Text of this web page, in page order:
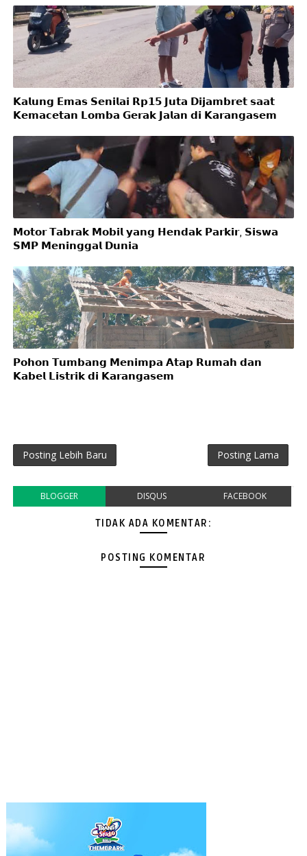
𝗞𝗮𝗹𝘂𝗻𝗴 𝗘𝗺𝗮𝘀 𝗦𝗲𝗻𝗶𝗹𝗮𝗶 𝗥𝗽𝟭𝟱 𝗝𝘂𝘁𝗮 𝗗𝗶𝗷𝗮𝗺𝗯𝗿𝗲𝘁 𝘀𝗮𝗮𝘁
𝗞𝗲𝗺𝗮𝗰𝗲𝘁𝗮𝗻 𝗟𝗼𝗺𝗯𝗮 𝗚𝗲𝗿𝗮𝗸 𝗝𝗮𝗹𝗮𝗻 𝗱𝗶 𝗞𝗮𝗿𝗮𝗻𝗴𝗮𝘀𝗲𝗺
𝗠𝗼𝘁𝗼𝗿 𝗧𝗮𝗯𝗿𝗮𝗸 𝗠𝗼𝗯𝗶𝗹 𝘆𝗮𝗻𝗴 𝗛𝗲𝗻𝗱𝗮𝗸 𝗣𝗮𝗿𝗸𝗶𝗿, 𝗦𝗶𝘀𝘄𝗮
𝗦𝗠𝗣 𝗠𝗲𝗻𝗶𝗻𝗴𝗴𝗮𝗹 𝗗𝘂𝗻𝗶𝗮
𝗣𝗼𝗵𝗼𝗻 𝗧𝘂𝗺𝗯𝗮𝗻𝗴 𝗠𝗲𝗻𝗶𝗺𝗽𝗮 𝗔𝘁𝗮𝗽 𝗥𝘂𝗺𝗮𝗵 𝗱𝗮𝗻
𝗞𝗮𝗯𝗲𝗹 𝗟𝗶𝘀𝘁𝗿𝗶𝗸 𝗱𝗶 𝗞𝗮𝗿𝗮𝗻𝗴𝗮𝘀𝗲𝗺
Posting Lebih Baru Posting Lama
BLOGGER DISQUS FACEBOOK
TIDAK ADA KOMENTAR:
POSTING KOMENTAR